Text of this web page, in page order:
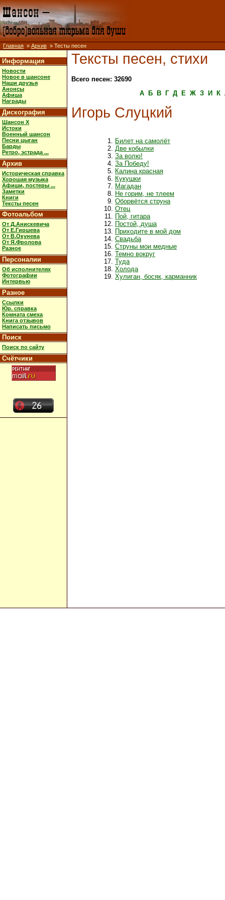
Главная » Архив » Тесты песен
Информация
Новости
Новое в шансоне
Наши друзья
Анонсы
Афиша
Награды
Дискография
Шансон X
Истоки
Военный шансон
Песни цыган
Барды
Ретро, эстрада ...
Архив
Историческая справка
Хорошая музыка
Афиши, постеры ...
Заметки
Книги
Тексты песен
Фотоальбом
От Д.Анискевича
От Е.Гиршева
От В.Окунева
От Я.Фролова
Разное
Персоналии
Об исполнителях
Фотографии
Интервью
Разное
Ссылки
Юр. справка
Комната смеха
Книга отзывов
Написать письмо
Поиск
Поиск по сайту
Счётчики
Тексты песен, стихи
Всего песен: 32690
А
Б В Г Д Е Ж З И К
Игорь Слуцкий
Билет на самолёт
Две кобылки
За волю!
За Победу!
Калина красная
Кукушки
Магадан
Не горим, не тлеем
Оборвётся струна
Отец
Пой, гитара
Постой, душа
Приходите в мой дом
Свадьба
Струны мои медные
Темно вокруг
Туда
Холода
Хулиган, босяк, карманник